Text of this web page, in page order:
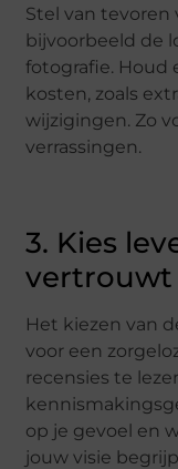
Stel van tevoren
bijvoorbeeld de
fotografie. Houd
kosten, zoals
wijzigingen. Zo
verrassingen.
3. Kies
vertrouwt
Het kiezen van
voor een
recensies te
op je gevoel en
jouw visie